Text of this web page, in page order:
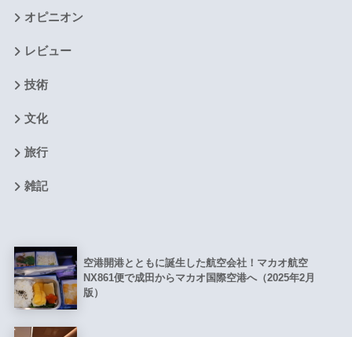
オピニオン
レビュー
技術
文化
旅行
雑記
空港開港とともに誕生した航空会社！マカオ航空
NX861便で成田からマカオ国際空港へ（2025年2月
版）